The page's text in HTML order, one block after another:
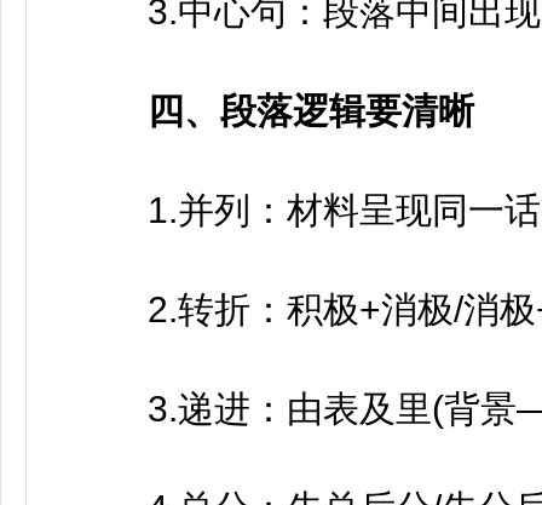
3.中心句：段落中间出现
四、段落逻辑要清晰
1.并列：材料呈现同一话
2.转折：积极+消极/消极
3.递进：由表及里(背